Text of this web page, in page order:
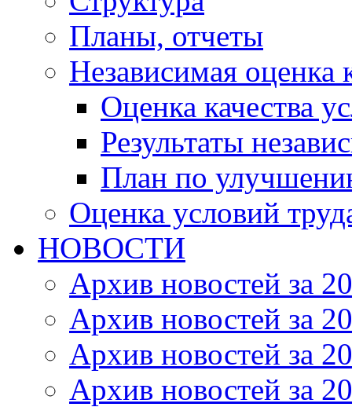
Планы, отчеты
Независимая оценка
Оценка качества
Результаты
План по
Оценка условий
НОВОСТИ
Архив новостей за
Архив новостей за
Архив новостей за
Архив новостей за